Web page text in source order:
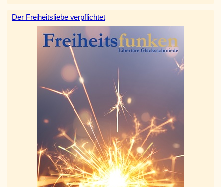
Der Freiheitsliebe verpflichtet